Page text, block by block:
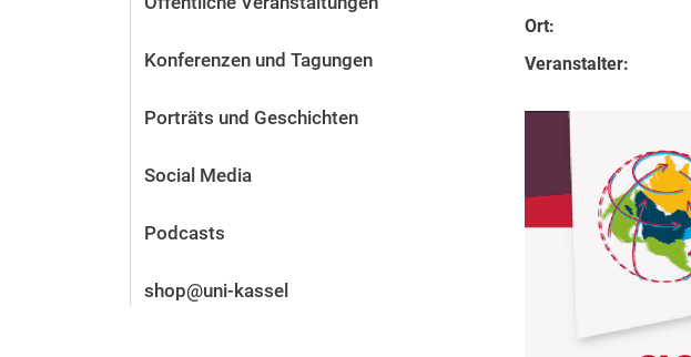
Stellenangebote
Alum­ni und Freunde
Kontakt und Standorte
Konferenzen und Tagungen
Porträts und Geschichten
Social Media
Podcasts
shop@uni-kassel
Ort:
Veranstalter: